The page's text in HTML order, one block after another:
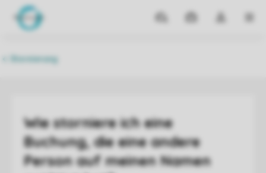
Reiseziele
Meine
Dropdown-